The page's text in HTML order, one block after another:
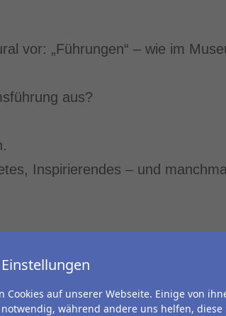
vor: „Führungen“ – wie im
aus?
Inspirierendes – und
Analogie zum modernen
in denen andere sich
und überraschen lassen
Cookies auf unserer Webseite. Einige von
während andere uns helfen, diese